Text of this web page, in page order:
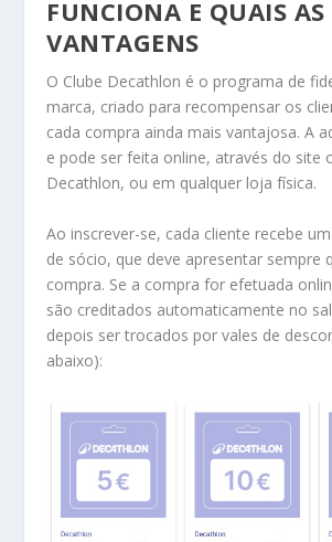
FUNCIONA E QUAIS AS
VANTAGENS
O Clube Decathlon é o programa de
marca, criado para recompensar os
cada compra ainda mais vantajosa. A
e pode ser feita online, através do site
Decathlon, ou em qualquer loja física.
Ao inscrever-se, cada cliente recebe
de sócio, que deve apresentar sempre
compra. Se a compra for efetuada
são creditados automaticamente no
depois ser trocados por vales de
abaixo):